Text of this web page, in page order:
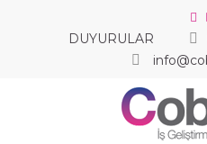
DUYURULAR